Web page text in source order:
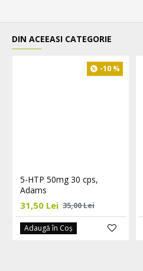
DIN ACEEASI CATEGORIE
-10 %
5-HTP 50mg 30 cps,
Adams
31,50 Lei 35,00 Lei
Adaugă în Coş